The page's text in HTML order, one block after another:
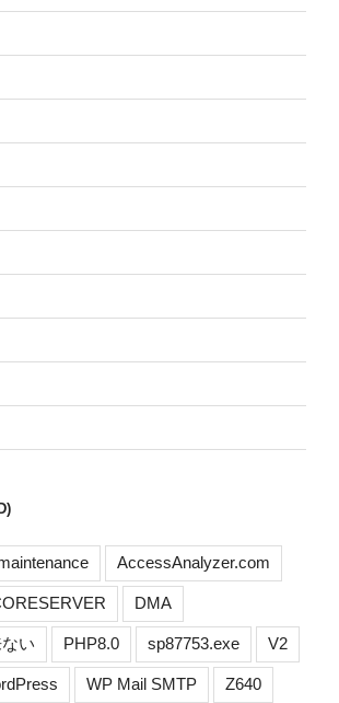
AccessAnalyzer.com
DMA
い PHP8.0 sp87753.exe V2
WP Mail SMTP Z640